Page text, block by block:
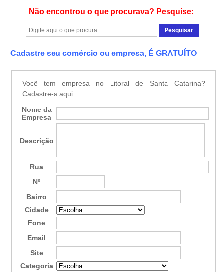
Não encontrou o que procurava? Pesquise:
Cadastre seu comércio ou empresa, É GRATUÍTO
Você tem empresa no Litoral de Santa Catarina?
Cadastre-a aqui:
Nome da
Empresa
Descrição
Rua
Nº
Bairro
Cidade
Fone
Email
Site
Categoria